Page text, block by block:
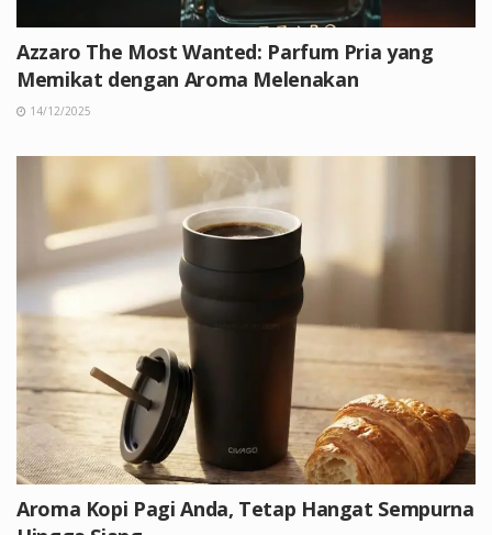
Azzaro The Most Wanted: Parfum Pria yang
Memikat dengan Aroma Melenakan
14/12/2025
Aroma Kopi Pagi Anda, Tetap Hangat Sempurna